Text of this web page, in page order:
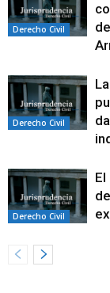
Derecho Civil
Derecho Civil
Derecho Civil